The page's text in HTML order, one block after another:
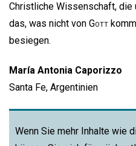
Christliche Wissenschaft,
das, was nicht von Gott
besiegen.
María Antonia Caporizzo
Santa Fe, Argentinien
Wenn Sie mehr Inhalte wie